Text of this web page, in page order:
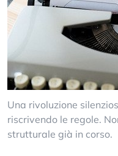
Una rivoluzione
riscrivendo le regole.
strutturale già in corso.